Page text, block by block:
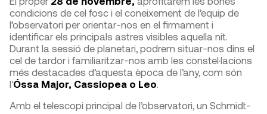
condicions de cel fosc i el coneixement de l’equip de
l’observatori per orientar-nos en el firmament i
identificar els principals astres visibles aquella nit.
Durant la sessió de planetari, podrem situar-nos dins el
cel de tardor i familiaritzar-nos amb les constel·lacions
més destacades d’aquesta època de l’any, com són
l'Óssa Major, Cassiopea o Leo.
Amb el telescopi principal de l’observatori, un Schmidt-